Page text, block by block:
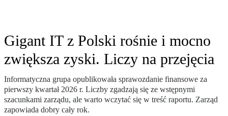
Gigant IT z Polski rośnie i mocno
zwiększa zyski. Liczy na przejęcia
Informatyczna grupa opublikowała sprawozdanie finansowe za
pierwszy kwartał 2026 r. Liczby zgadzają się ze wstępnymi
szacunkami zarządu, ale warto wczytać się w treść raportu. Zarząd
zapowiada dobry cały rok.